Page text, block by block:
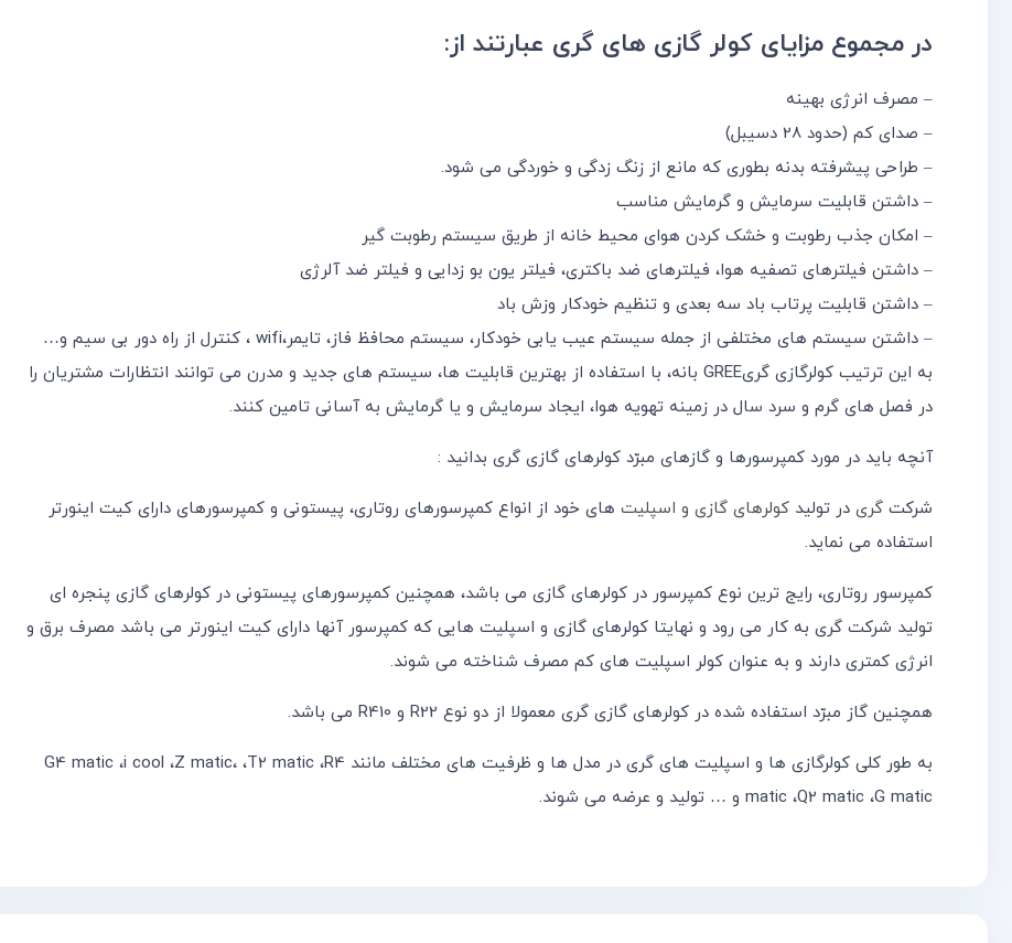
در مجموع مزایای کولر گازی های گری عبارتند از:
– مصرف انرژی بهینه
– صدای کم (حدود 28 دسیبل)
– طراحی پیشرفته بدنه بطوری که مانع از زنگ زدگی و خوردگی می شود.
– داشتن قابلیت سرمایش و گرمایش مناسب
– امکان جذب رطوبت و خشک کردن هوای محیط خانه از طریق سیستم رطوبت گیر
– داشتن فیلترهای تصفیه هوا، فیلترهای ضد باکتری، فیلتر یون بو زدایی و فیلتر ضد آلرژی
– داشتن قابلیت پرتاب باد سه بعدی و تنظیم خودکار وزش باد
– داشتن سیستم های مختلفی از جمله سیستم عیب یابی خودکار، سیستم محافظ فاز، تایمر،wifi ، کنترل از راه دور بی سیم و…
به این ترتیب کولرگازی گریGREE بانه، با استفاده از بهترین قابلیت ها، سیستم های جدید و مدرن می توانند انتظارات مشتریان را
در فصل های گرم و سرد سال در زمینه تهویه هوا، ایجاد سرمایش و یا گرمایش به آسانی تامین کنند.
آنچه باید در مورد کمپرسورها و گازهای مبرّد کولرهای گازی گری بدانید :
شرکت گری در تولید کولرهای گازی و اسپلیت های خود از انواع کمپرسورهای روتاری، پیستونی و کمپرسورهای دارای کیت اینورتر
استفاده می نماید.
کمپرسور روتاری، رایج ترین نوع کمپرسور در کولرهای گازی می باشد، همچنین کمپرسورهای پیستونی در کولرهای گازی پنجره ای
تولید شرکت گری به کار می رود و نهایتا کولرهای گازی و اسپلیت هایی که کمپرسور آنها دارای کیت اینورتر می باشد مصرف برق و
انرژی کمتری دارند و به عنوان کولر اسپلیت های کم مصرف شناخته می شوند.
همچنین گاز مبرّد استفاده شده در کولرهای گازی گری معمولا از دو نوع R22 و R410 می باشد.
به طور کلی کولرگازی ها و اسپلیت های گری در مدل ها و ظرفیت های مختلف مانند G4 matic ،i cool ،Z matic، ،T2 matic ،R4
matic ،Q2 matic ،G matic و … تولید و عرضه می شوند.